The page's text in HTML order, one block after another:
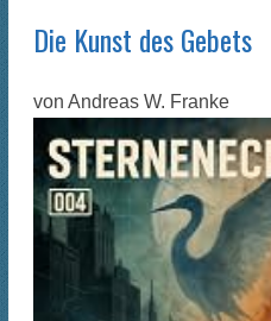
Die Kunst des Gebets
von Andreas W. Franke